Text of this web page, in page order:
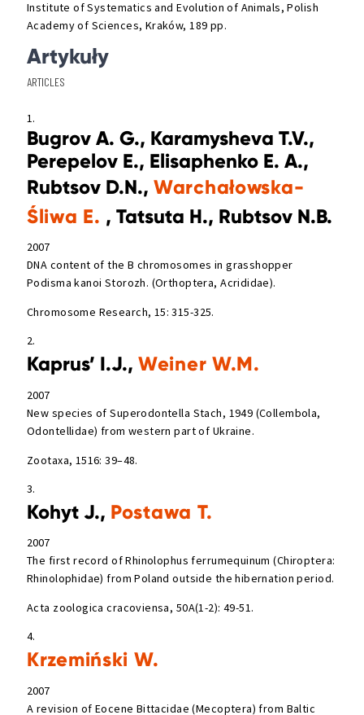
Institute of Systematics and Evolution of Animals, Polish
Academy of Sciences, Kraków, 189 pp.
Artykuły
ARTICLES
1.
Bugrov A. G., Karamysheva T.V.,
Perepelov E., Elisaphenko E. A.,
Rubtsov D.N., Warchałowska-
Śliwa E. , Tatsuta H., Rubtsov N.B.
2007
DNA content of the B chromosomes in grasshopper
Podisma kanoi Storozh. (Orthoptera, Acrididae).
Chromosome Research, 15: 315-325.
2.
Kaprus’ I.J., Weiner W.M.
2007
New species of Superodontella Stach, 1949 (Collembola,
Odontellidae) from western part of Ukraine.
Zootaxa, 1516: 39–48.
3.
Kohyt J., Postawa T.
2007
The first record of Rhinolophus ferrumequinum (Chiroptera:
Rhinolophidae) from Poland outside the hibernation period.
Acta zoologica cracoviensa, 50A(1-2): 49-51.
4.
Krzemiński W.
2007
A revision of Eocene Bittacidae (Mecoptera) from Baltic